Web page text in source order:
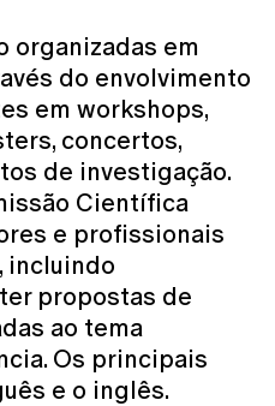
organizadas em
do envolvimento
em workshops,
concertos,
de investigação.
Científica
e profissionais
incluindo
propostas de
ao tema
Os principais
e o inglês.